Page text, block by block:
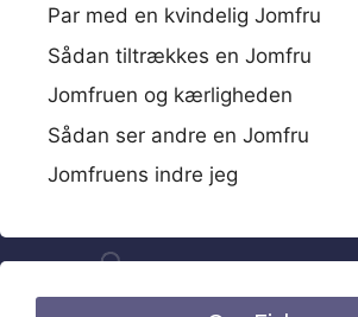
Par med en kvindelig Jomfru
Sådan tiltrækkes en Jomfru
Jomfruen og kærligheden
Sådan ser andre en Jomfru
Jomfruens indre jeg